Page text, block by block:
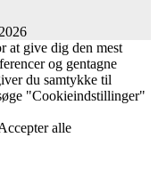
at give dig den mest
og gentagne
du samtykke til
"Cookieindstillinger"
alle